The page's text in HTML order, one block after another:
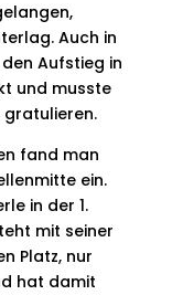
Auch in
Aufstieg in
und musste
gratulieren.
fand man
ein.
in der 1.
mit seiner
Platz, nur
hat damit